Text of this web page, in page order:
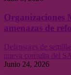
Organizaciones
amenazas de
Defensores de
nueva consulta del
Junio 24, 2026